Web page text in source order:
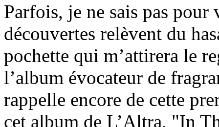
Parfois, je ne sais pas pour
découvertes relèvent du
pochette qui m’attirera le
l’album évocateur de
rappelle encore de cette
cet album de L’Altra, "In